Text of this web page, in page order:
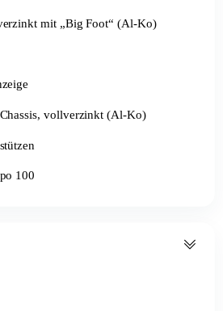
mit „Big Foot“ (Al-Ko)
vollverzinkt (Al-Ko)
100